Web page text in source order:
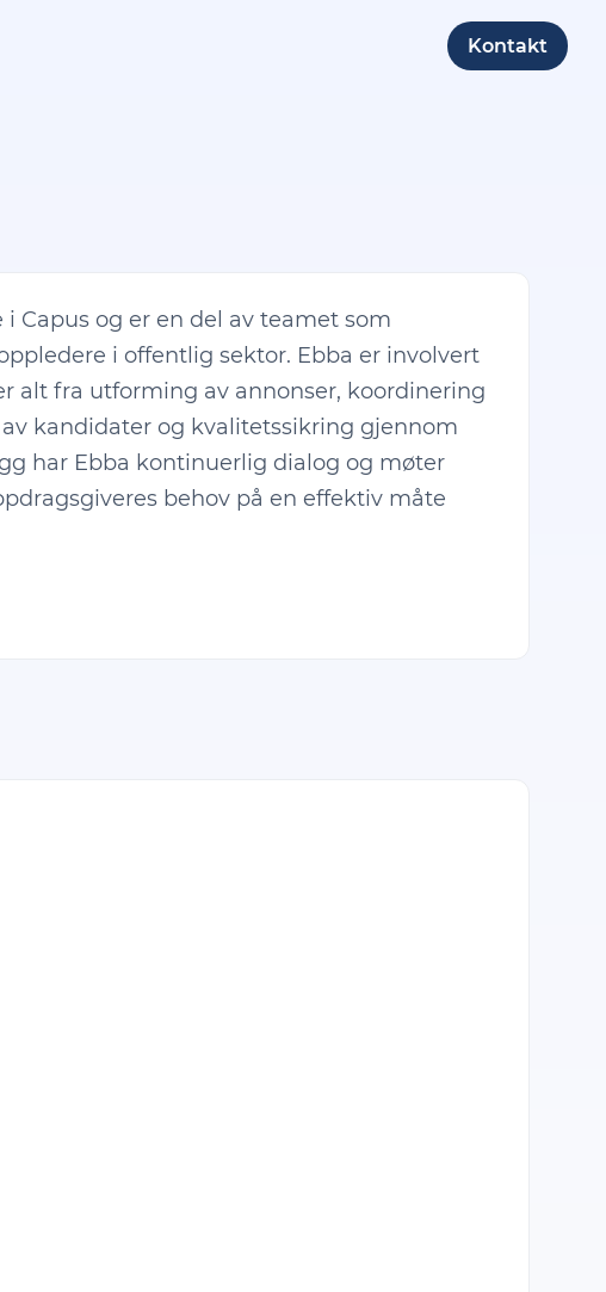
Kontakt
Capus og er en del av teamet som
i offentlig sektor. Ebba er involvert
alt fra utforming av annonser, koordinering
kandidater og kvalitetssikring gjennom
har Ebba kontinuerlig dialog og møter
behov på en effektiv måte